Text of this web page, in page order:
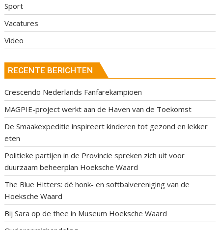
Sport
Vacatures
Video
RECENTE BERICHTEN
Crescendo Nederlands Fanfarekampioen
MAGPIE-project werkt aan de Haven van de Toekomst
De Smaakexpeditie inspireert kinderen tot gezond en lekker
eten
Politieke partijen in de Provincie spreken zich uit voor
duurzaam beheerplan Hoeksche Waard
The Blue Hitters: dé honk- en softbalvereniging van de
Hoeksche Waard
Bij Sara op de thee in Museum Hoeksche Waard